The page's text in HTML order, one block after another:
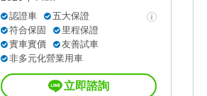
認證車
五大保證
符合保固
里程保證
實車實價
友善試車
非多元化營業用車
立即諮詢